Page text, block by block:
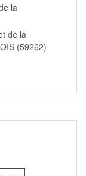
la
de la
(59262)